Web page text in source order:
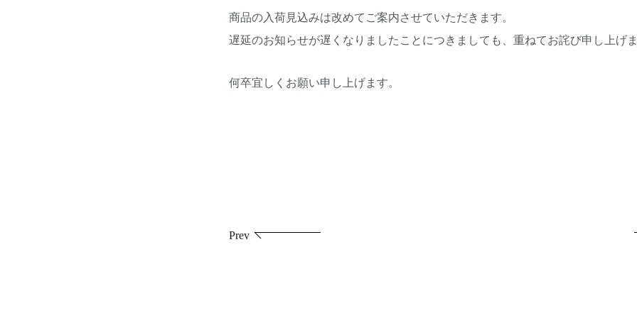
商品の入荷見込みは改めてご案内させていただきます。
遅延のお知らせが遅くなりましたことにつきましても、重ねてお詫び申し上げま
何卒宜しくお願い申し上げます。
Prev